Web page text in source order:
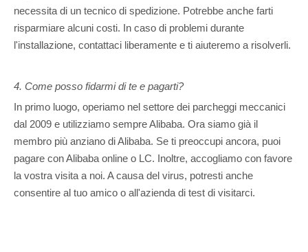
necessita di un tecnico di spedizione. Potrebbe anche farti
risparmiare alcuni costi. In caso di problemi durante
l'installazione, contattaci liberamente e ti aiuteremo a risolverli.
4. Come posso fidarmi di te e pagarti?
In primo luogo, operiamo nel settore dei parcheggi meccanici
dal 2009 e utilizziamo sempre Alibaba. Ora siamo già il
membro più anziano di Alibaba. Se ti preoccupi ancora, puoi
pagare con Alibaba online o LC. Inoltre, accogliamo con favore
la vostra visita a noi. A causa del virus, potresti anche
consentire al tuo amico o all'azienda di test di visitarci.